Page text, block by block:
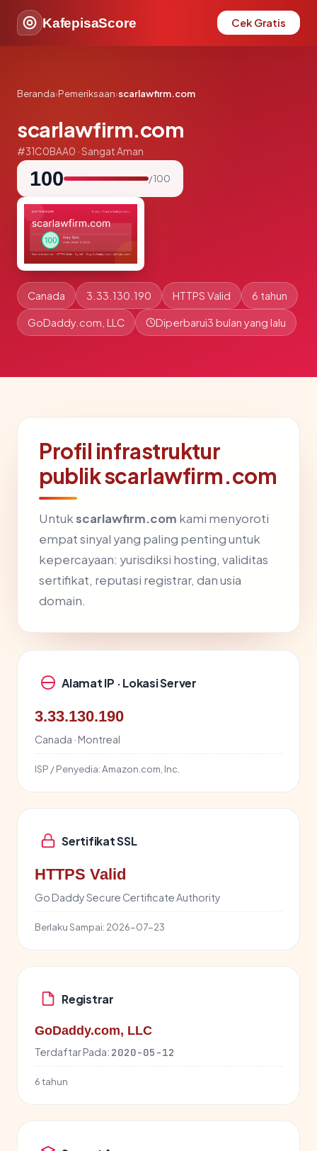
KafepisaScore Cek Gratis
Beranda›Pemeriksaan›scarlawfirm.com
scarlawfirm.com
#31C0BAA0 · Sangat Aman
100 / 100
Canada 3.33.130.190 HTTPS Valid 6 tahun
GoDaddy.com, LLC Diperbarui3 bulan yang lalu
Profil infrastruktur
publik scarlawfirm.com
Untukscarlawfirm.com kami menyoroti
empat sinyal yang paling penting untuk
kepercayaan: yurisdiksi hosting, validitas
sertifikat, reputasi registrar, dan usia
domain.
Alamat IP · Lokasi Server
3.33.130.190
Canada · Montreal
ISP / Penyedia:Amazon.com, Inc.
Sertifikat SSL
HTTPS Valid
Go Daddy Secure Certificate Authority
Berlaku Sampai: 2026-07-23
Registrar
GoDaddy.com, LLC
Terdaftar Pada: 2020-05-12
6 tahun